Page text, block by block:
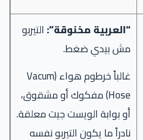
“العربية مخنوقة”: التيربو
مش بيدي ضغط.
غالباً خرطوم هواء (Vacum
Hose) مفكوك أو مشقوق،
أو بوابة الويست جيت معلقة.
نادراً ما يكون التيربو نفسه